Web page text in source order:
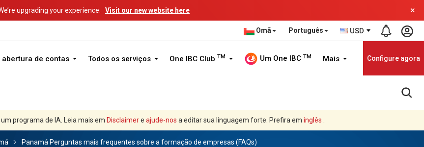
upgrading your experience. Visit our new website here ×
Omã Português USD
abertura de contas Todos os serviços One IBC Club TM Um One IBC TM Mais Configure agora
programa de IA. Leia mais em Disclaimere ajude-nos a editar sua linguagem forte. Prefira em inglês .
Panamá Perguntas mais frequentes sobre a formação de empresas (FAQs)